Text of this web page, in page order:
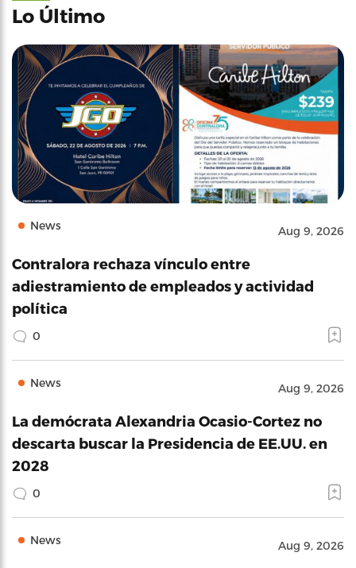
Lo Último
News Aug 9, 2026
Contralora rechaza vínculo entre
adiestramiento de empleados y actividad
política
0
News Aug 9, 2026
La demócrata Alexandria Ocasio-Cortez no
descarta buscar la Presidencia de EE.UU. en
2028
0
News Aug 9, 2026